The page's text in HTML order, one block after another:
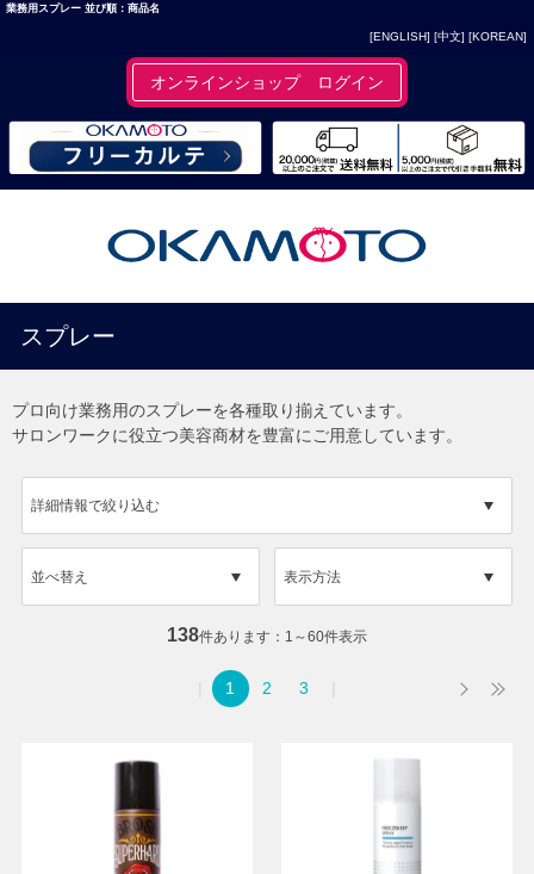
業務用スプレー 並び順：商品名
[ENGLISH] [中文] [KOREAN]
オンラインショップ ログイン
スプレー
プロ向け業務用のスプレーを各種取り揃えています。
サロンワークに役立つ美容商材を豊富にご用意しています。
詳細情報で絞り込む
表示方法
並べ替え
138件あります 1～60件表示
1 2 3